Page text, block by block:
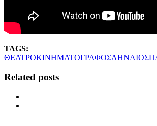
TAGS:
ΘΕΑΤΡΟΚΙΝΗΜΑΤΟΓΡΑΦΟΣΛΗΝΑΙΟΣ
Related posts